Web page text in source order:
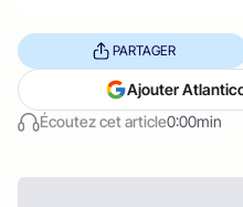
Écoutez cet article0:00min
PARTAGER
Ajouter